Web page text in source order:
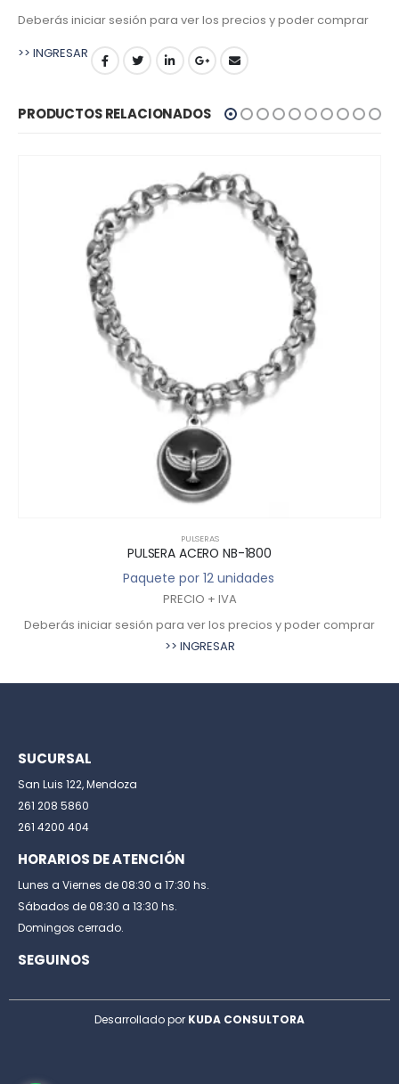
Deberás iniciar sesión para ver los precios y poder comprar
>> INGRESAR
PRODUCTOS RELACIONADOS
PULSERAS
PULSERA ACERO NB-1800
Paquete por 12 unidades
PRECIO + IVA
Deberás iniciar sesión para ver los precios y poder comprar
>> INGRESAR
SUCURSAL
San Luis 122, Mendoza
261 208 5860
261 4200 404
HORARIOS DE ATENCIÓN
Lunes a Viernes de 08:30 a 17:30 hs.
Sábados de 08:30 a 13:30 hs.
Domingos cerrado.
SEGUINOS
Desarrollado por KUDA CONSULTORA